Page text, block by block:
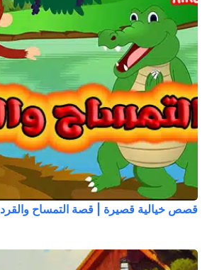
قصص خيالية قصيرة | قصة التمساح والقرد